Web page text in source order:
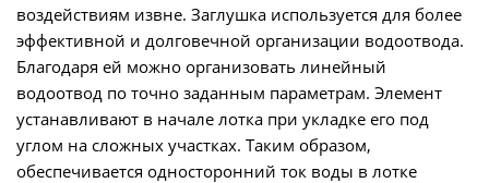
воздействиям извне. Заглушка используется для более
эффективной и долговечной организации водоотвода.
Благодаря ей можно организовать линейный
водоотвод по точно заданным параметрам. Элемент
устанавливают в начале лотка при укладке его под
углом на сложных участках. Таким образом,
обеспечивается односторонний ток воды в лотке